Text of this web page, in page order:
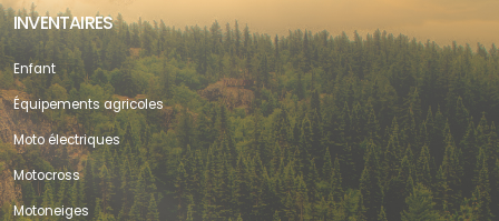
INVENTAIRES
Enfant
Équipements agricoles
Moto électriques
Motocross
Motoneiges